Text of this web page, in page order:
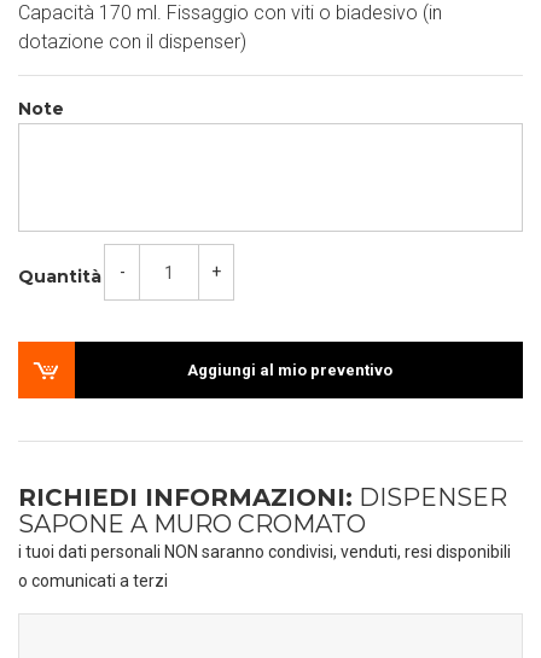
Capacità 170 ml. Fissaggio con viti o biadesivo (in
dotazione con il dispenser)
Note
Quantità - +
Aggiungi al mio preventivo
RICHIEDI INFORMAZIONI: DISPENSER
SAPONE A MURO CROMATO
i tuoi dati personali NON saranno condivisi, venduti, resi disponibili
o comunicati a terzi